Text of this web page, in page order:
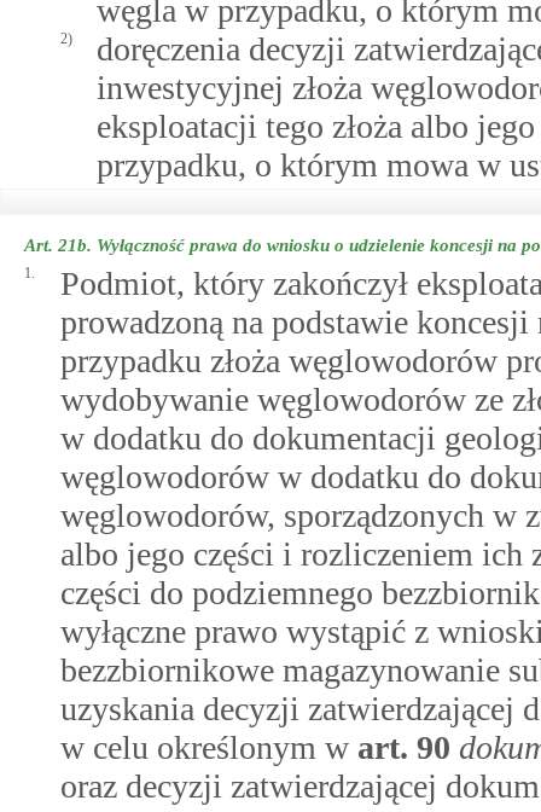
węgla w przypadku, o którym
2)
doręczenia decyzji
inwestycyjnej złoża
eksploatacji tego złoża albo
przypadku, o którym mowa w
Art. 21b. Wyłączność prawa do wniosku o udzielenie koncesji na
1.
Podmiot, który zakończył
prowadzoną na podstawie
przypadku złoża węglowodorów
wydobywanie węglowodorów ze
w dodatku do dokumentacji
węglowodorów w dodatku do
węglowodorów, sporządzonych w
albo jego części i rozliczeniem ich
części do podziemnego
wyłączne prawo wystąpić z
bezzbiornikowe magazynowanie
uzyskania decyzji zatwierdzającej
w celu określonym w art. 90
oraz decyzji zatwierdzającej